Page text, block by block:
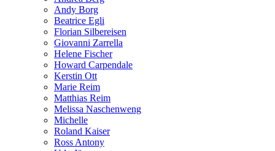
Andy Borg
Beatrice Egli
Florian Silbereisen
Giovanni Zarrella
Helene Fischer
Howard Carpendale
Kerstin Ott
Marie Reim
Matthias Reim
Melissa Naschenweng
Michelle
Roland Kaiser
Ross Antony